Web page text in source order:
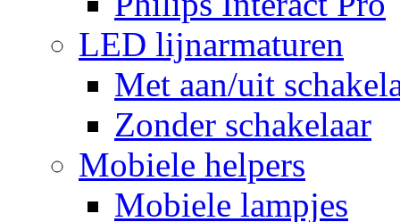
LED lijnarmaturen
Met aan/uit
Zonder schakelaar
Mobiele helpers
Mobiele lampjes